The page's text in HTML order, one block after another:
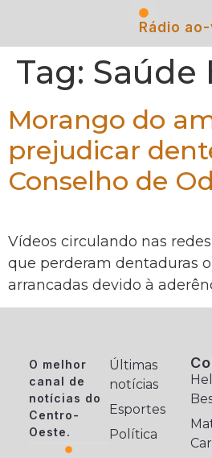
Rádio
Tag: Saúde
Morango do
prejudicar
Conselho de
Vídeos circulando nas
que perderam dentaduras
arrancadas devido à
O melhor
canal de
notícias do
Centro-
Oeste.
Últimas
notícias
Esportes
Política